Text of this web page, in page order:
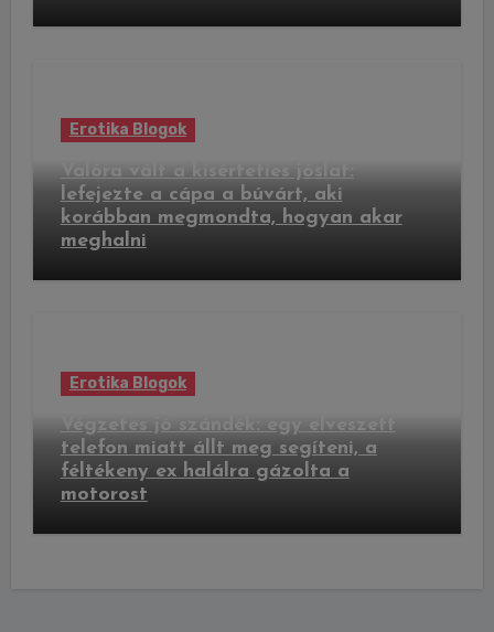
Erotika Blogok
Valóra vált a kísérteties jóslat:
lefejezte a cápa a búvárt, aki
korábban megmondta, hogyan akar
meghalni
Erotika Blogok
Végzetes jó szándék: egy elveszett
telefon miatt állt meg segíteni, a
féltékeny ex halálra gázolta a
motorost